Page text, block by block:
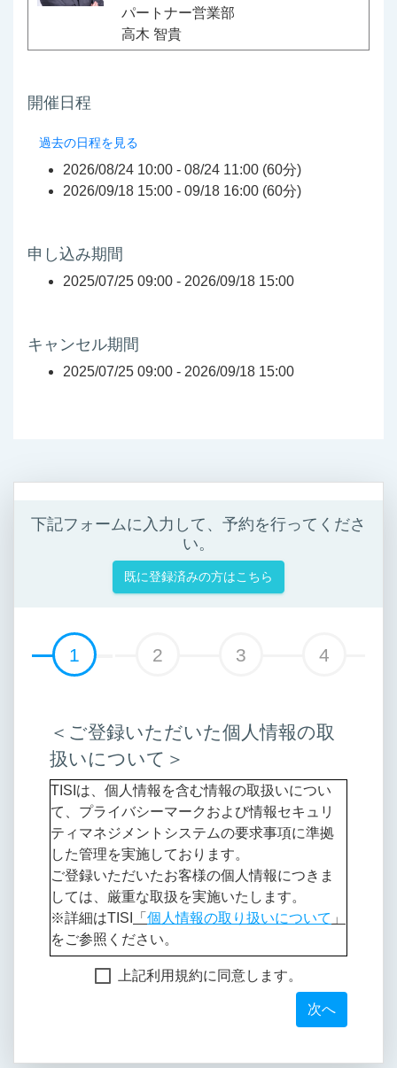
パートナー営業部
高木 智貴
開催日程
過去の日程を見る
2026/08/24 10:00 - 08/24 11:00 (60分)
2026/09/18 15:00 - 09/18 16:00 (60分)
申し込み期間
2025/07/25 09:00 - 2026/09/18 15:00
キャンセル期間
2025/07/25 09:00 - 2026/09/18 15:00
下記フォームに入力して、予約を行ってくださ
い。
既に登録済みの方はこちら
1 2 3 4
＜ご登録いただいた個人情報の取
扱いについて＞
TISIは、個人情報を含む情報の取扱いについ
て、プライバシーマークおよび情報セキュリ
ティマネジメントシステムの要求事項に準拠
した管理を実施しております。
ご登録いただいたお客様の個人情報につきま
しては、厳重な取扱を実施いたします。
※詳細はTISI
「 個人情報の取り扱いについて 」
をご参照ください。
当社にご提供いただくお客様の個人データ
役職名、電話番号、郵便番号、住所
上記利用規約に同意します。
次へ